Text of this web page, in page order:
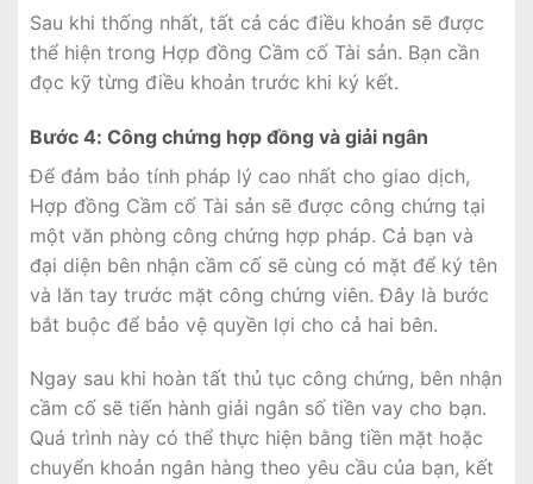
Sau khi thống nhất, tất cả các điều khoản sẽ được
thể hiện trong Hợp đồng Cầm cố Tài sản. Bạn cần
đọc kỹ từng điều khoản trước khi ký kết.
Bước 4: Công chứng hợp đồng và giải ngân
Để đảm bảo tính pháp lý cao nhất cho giao dịch,
Hợp đồng Cầm cố Tài sản sẽ được công chứng tại
một văn phòng công chứng hợp pháp. Cả bạn và
đại diện bên nhận cầm cố sẽ cùng có mặt để ký tên
và lăn tay trước mặt công chứng viên. Đây là bước
bắt buộc để bảo vệ quyền lợi cho cả hai bên.
Ngay sau khi hoàn tất thủ tục công chứng, bên nhận
cầm cố sẽ tiến hành giải ngân số tiền vay cho bạn.
Quá trình này có thể thực hiện bằng tiền mặt hoặc
chuyển khoản ngân hàng theo yêu cầu của bạn, kết